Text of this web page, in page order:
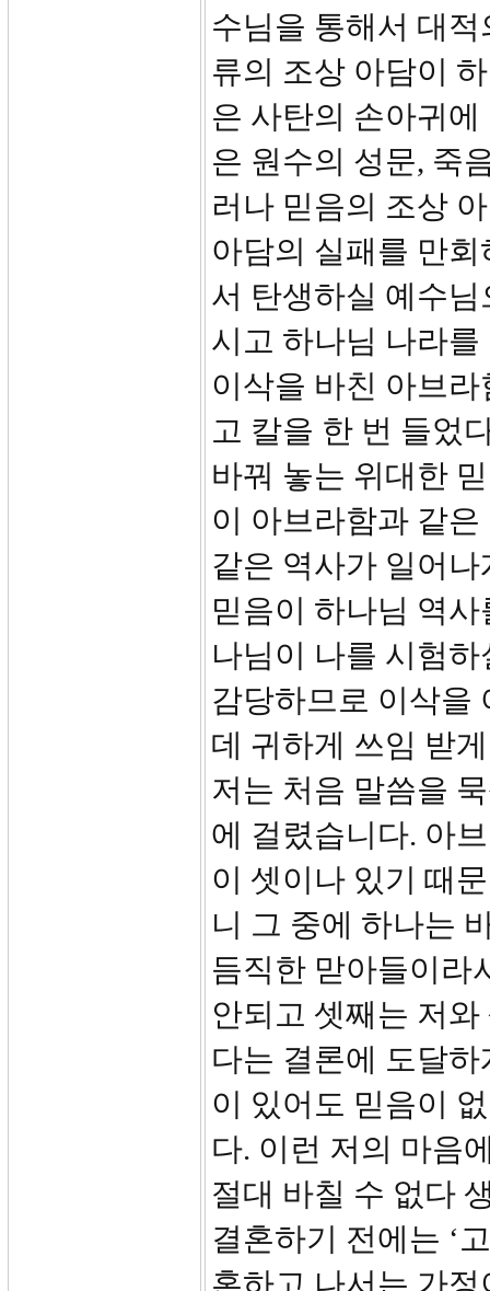
수님을 통해서 대
류의 조상 아담이
은 사탄의 손아귀
은 원수의 성문, 죽
러나 믿음의 조상
아담의 실패를 만
서 탄생하실 예수
시고 하나님 나라
이삭을 바친 아브
고 칼을 한 번 들었
바꿔 놓는 위대한
이 아브라함과 같
같은 역사가 일어
믿음이 하나님 역
나님이 나를 시험
감당하므로 이삭을
데 귀하게 쓰임 받
저는 처음 말씀을
에 걸렸습니다. 아
이 셋이나 있기 때
니 그 중에 하나는
듬직한 맏아들이라
안되고 셋째는 저
다는 결론에 도달
이 있어도 믿음이
다. 이런 저의 마음
절대 바칠 수 없다
결혼하기 전에는 ‘
혼하고 나서는 가